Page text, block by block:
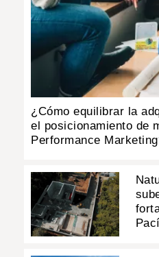
¿Cómo equilibrar la
el posicionamiento de
Performance